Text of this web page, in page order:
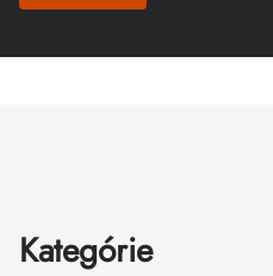
Kategórie